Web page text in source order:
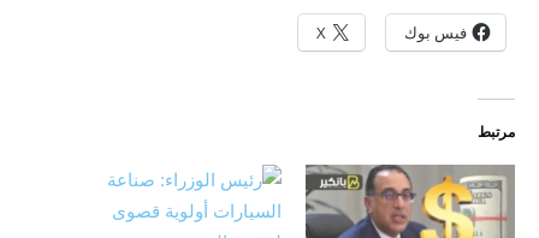
فيس بوك X
مرتبط